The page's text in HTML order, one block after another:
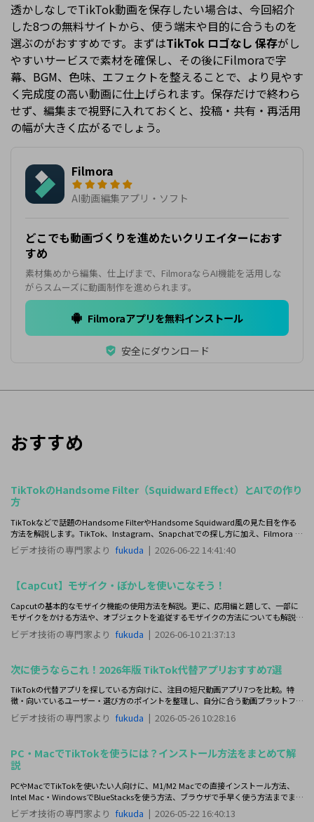
透かしなしでTikTok動画を保存したい場合は、今回紹介
した8つの無料サイトから、使う端末や目的に合うものを
選ぶのがおすすめです。まずはTikTok ロゴなし 保存がし
やすいサービスで素材を確保し、その後にFilmoraで字
幕、BGM、色味、エフェクトを整えることで、より見やす
く完成度の高い動画に仕上げられます。保存だけで終わら
せず、編集まで視野に入れておくと、投稿・共有・再活用
の幅が大きく広がるでしょう。
Filmora
AI動画編集アプリ・ソフト
どこでも動画づくりを進めたいクリエイターにおす
すめ
素材集めから編集、仕上げまで、FilmoraならAI機能を活用しな
がらスムーズに動画制作を進められます。
Filmoraアプリを無料インストール
安全にダウンロード
おすすめ
TikTokのHandsome Filter（Squidward Effect）とAIでの作り
方
TikTokなどで話題のHandsome FilterやHandsome Squidward風の見た目を作る
方法を解説します。TikTok、Instagram、Snapchatでの探し方に加え、Filmora AI
でより自然に仕上げる手順も紹介します。
ビデオ技術の専門家より fukuda | 2026-06-22 14:41:40
【CapCut】モザイク・ぼかしを使いこなそう！
Capcutの基本的なモザイク機能の使用方法を解説。更に、応用編と題して、一部に
モザイクをかける方法や、オブジェクトを追従するモザイクの方法についても解説し
ます。CapCut使用時の注意点や、更に高度な動画編集をするための案についても紹
介します。
ビデオ技術の専門家より fukuda | 2026-06-10 21:37:13
次に使うならこれ！2026年版 TikTok代替アプリおすすめ7選
TikTokの代替アプリを探している方向けに、注目の短尺動画アプリ7つを比較。特
徴・向いているユーザー・選び方のポイントを整理し、自分に合う動画プラットフォ
ームを見つけやすくします。
ビデオ技術の専門家より fukuda | 2026-05-26 10:28:16
PC・MacでTikTokを使うには？インストール方法をまとめて解
説
PCやMacでTikTokを使いたい人向けに、M1/M2 Macでの直接インストール方法、
Intel Mac・WindowsでBlueStacksを使う方法、ブラウザで手早く使う方法までまと
めて解説します。
ビデオ技術の専門家より fukuda | 2026-05-22 16:40:13